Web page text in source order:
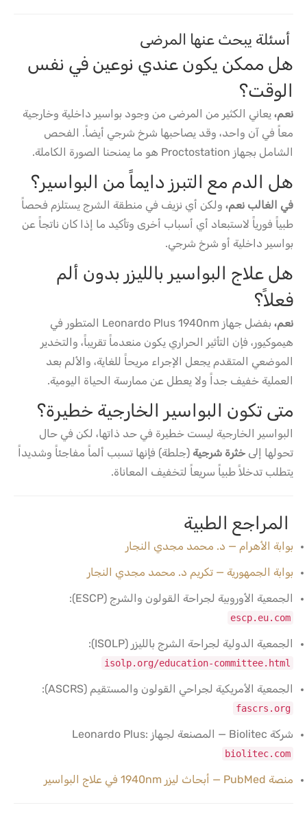
أسئلة يبحث عنها المرضى
هل ممكن يكون عندي نوعين في نفس
الوقت؟
نعم، يعاني الكثير من المرضى من وجود بواسير داخلية وخارجية
معاً في آن واحد، وقد يصاحبها شرخ شرجي أيضاً. الفحص
الشامل بجهاز Proctostation هو ما يمنحنا الصورة الكاملة.
هل الدم مع التبرز دايماً من البواسير؟
في الغالب نعم، ولكن أي نزيف في منطقة الشرج يستلزم فحصاً
طبياً فورياً لاستبعاد أي أسباب أخرى وتأكيد ما إذا كان ناتجاً عن
بواسير داخلية أو شرخ شرجي.
هل علاج البواسير بالليزر بدون ألم
فعلاً؟
نعم،
بفضل جهاز Leonardo Plus 1940nm المتطور في
هيموكيور، فإن التأثير الحراري يكون منعدماً تقريباً، والتخدير
الموضعي المتقدم يجعل الإجراء مريحاً للغاية، والألم بعد
العملية خفيف جداً ولا يعطل عن ممارسة الحياة اليومية.
متى تكون البواسير الخارجية خطيرة؟
البواسير الخارجية ليست خطيرة في حد ذاتها، لكن في حال
تحولها إلى خثرة شرجية (جلطة) فإنها تسبب ألماً مفاجئاً وشديداً
يتطلب تدخلاً طبياً سريعاً لتخفيف المعاناة.
المراجع الطبية
بوابة الأهرام — د. محمد مجدي النجار
بوابة الجمهورية — تكريم د. محمد مجدي النجار
الجمعية الأوروبية لجراحة القولون والشرج (ESCP):
escp.eu.com
الجمعية الدولية لجراحة الشرج بالليزر (ISOLP):
isolp.org/education-committee.html
الجمعية الأمريكية لجراحي القولون والمستقيم (ASCRS):
fascrs.org
شركة Biolitec — المصنعة لجهاز Leonardo Plus:
biolitec.com
منصة PubMed — أبحاث ليزر 1940nm في علاج البواسير